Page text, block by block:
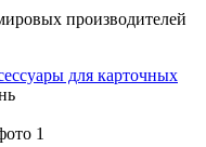
производителей
для карточных